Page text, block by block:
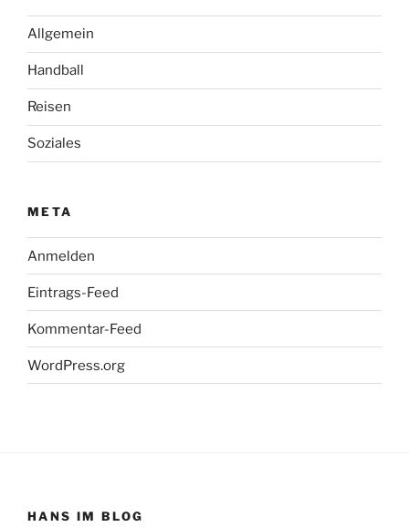
Allgemein
Handball
Reisen
Soziales
META
Anmelden
Eintrags-Feed
Kommentar-Feed
WordPress.org
HANS IM BLOG